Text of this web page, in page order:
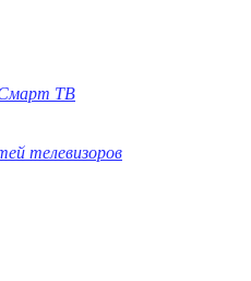
Смарт ТВ
телевизоров